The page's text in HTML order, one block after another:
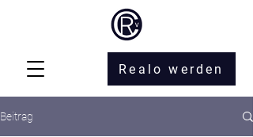
Realo werden
Beitrag